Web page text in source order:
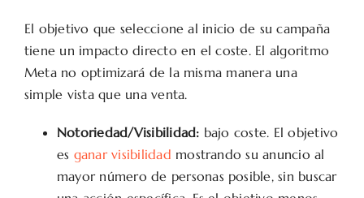
El objetivo que seleccione al inicio de su campaña
tiene un impacto directo en el coste. El algoritmo
Meta no optimizará de la misma manera una
simple vista que una venta.
Notoriedad/Visibilidad: bajo coste. El objetivo
es ganar visibilidad mostrando su anuncio al
mayor número de personas posible, sin buscar